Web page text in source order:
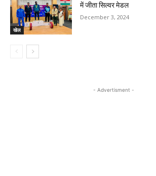
खेल
में जीता सिल्वर मेडल
December 3, 2024
- Advertisment -